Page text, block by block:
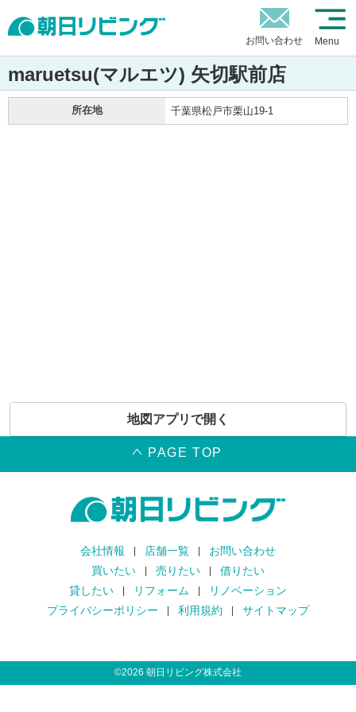
お問い合わせ Menu
maruetsu(マルエツ) 矢切駅前店
所在地 千葉県松戸市栗山19-1
地図アプリで開く
PAGE TOP
会社情報 店舗一覧
お問い合わせ
買いたい
売りたい
借りたい
貸したい
リフォーム
リノベーション
プライバシーポリシー
利用規約 サイトマップ
©2026 朝日リビング株式会社